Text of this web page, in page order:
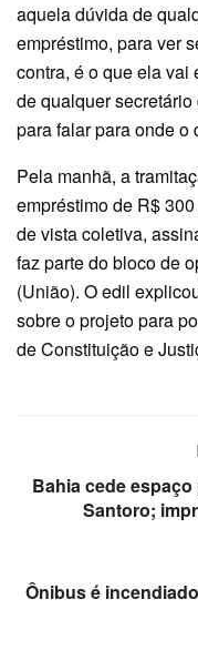
aquela dúvida de
empréstimo, para ver
contra, é o que ela vai
de qualquer
para falar para onde o
Pela manhã, a
empréstimo de R$
de vista coletiva,
faz parte do bloco de
(União). O edil
sobre o projeto para
de Constituição e
Bahia cede
Santoro;
Ônibus é